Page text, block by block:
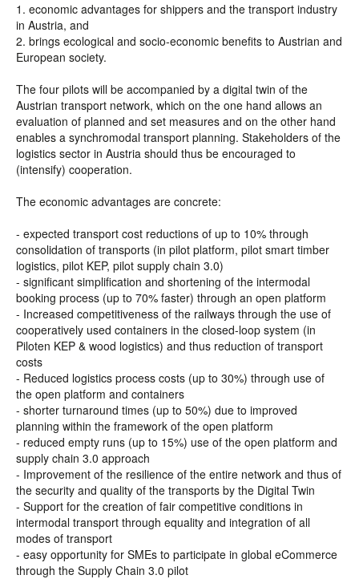
1. economic advantages for shippers and the transport industry
in Austria, and
2. brings ecological and socio-economic benefits to Austrian and
European society.
The four pilots will be accompanied by a digital twin of the
Austrian transport network, which on the one hand allows an
evaluation of planned and set measures and on the other hand
enables a synchromodal transport planning. Stakeholders of the
logistics sector in Austria should thus be encouraged to
(intensify) cooperation.
The economic advantages are concrete:
- expected transport cost reductions of up to 10% through
consolidation of transports (in pilot platform, pilot smart timber
logistics, pilot KEP, pilot supply chain 3.0)
- significant simplification and shortening of the intermodal
booking process (up to 70% faster) through an open platform
- Increased competitiveness of the railways through the use of
cooperatively used containers in the closed-loop system (in
Piloten KEP & wood logistics) and thus reduction of transport
costs
- Reduced logistics process costs (up to 30%) through use of
the open platform and containers
- shorter turnaround times (up to 50%) due to improved
planning within the framework of the open platform
- reduced empty runs (up to 15%) use of the open platform and
supply chain 3.0 approach
- Improvement of the resilience of the entire network and thus of
the security and quality of the transports by the Digital Twin
- Support for the creation of fair competitive conditions in
intermodal transport through equality and integration of all
modes of transport
- easy opportunity for SMEs to participate in global eCommerce
through the Supply Chain 3.0 pilot